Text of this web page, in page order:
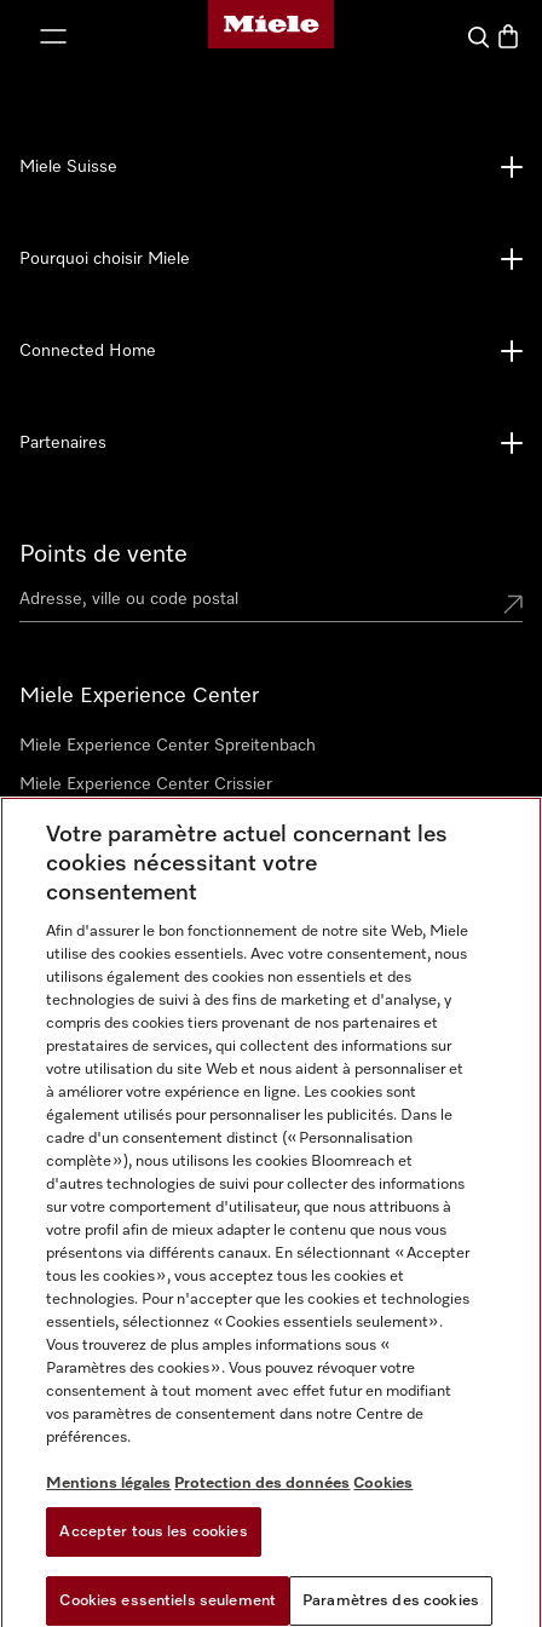
Page d'accueil de Miele
Search
Points de vente
Miele Experience Center
Miele Experience Center Spreitenbach
Miele Experience Center Crissier
Newsletter
Langue
FRANÇAIS
Miele Suisse
Pourquoi choisir Miele
Connected Home
Partenaires
Mentions légales
CGV
Protection des données
Paramètres des cookies
Miele sur Youtube
Votre paramètre actuel concernant les
cookies nécessitant votre
consentement
Afin d'assurer le bon fonctionnement de notre site Web, Miele
utilise des cookies essentiels. Avec votre consentement, nous
utilisons également des cookies non essentiels et des
technologies de suivi à des fins de marketing et d'analyse, y
compris des cookies tiers provenant de nos partenaires et
prestataires de services, qui collectent des informations sur
votre utilisation du site Web et nous aident à personnaliser et
à améliorer votre expérience en ligne. Les cookies sont
également utilisés pour personnaliser les publicités. Dans le
cadre d'un consentement distinct (« Personnalisation
complète »), nous utilisons les cookies Bloomreach et
d'autres technologies de suivi pour collecter des informations
sur votre comportement d'utilisateur, que nous attribuons à
votre profil afin de mieux adapter le contenu que nous vous
présentons via différents canaux. En sélectionnant « Accepter
tous les cookies », vous acceptez tous les cookies et
technologies. Pour n'accepter que les cookies et technologies
essentiels, sélectionnez « Cookies essentiels seulement».
Vous trouverez de plus amples informations sous «
Paramètres des cookies ». Vous pouvez révoquer votre
consentement à tout moment avec effet futur en modifiant
vos paramètres de consentement dans notre Centre de
préférences.
Mentions légales Protection des données Cookies
Accepter tous les cookies
Cookies essentiels seulement Paramètres des cookies